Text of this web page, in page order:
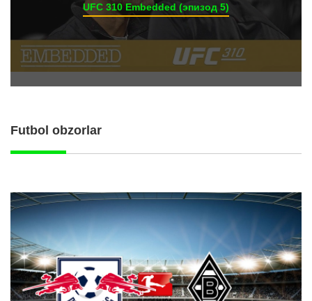
UFC 310 Embedded (эпизод 5)
Futbol obzorlar